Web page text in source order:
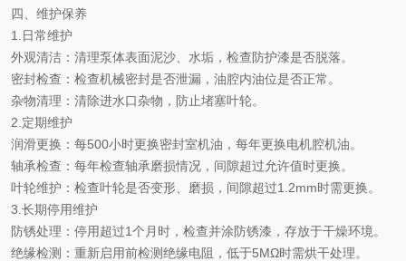
四、维护保养
1.日常维护
外观清洁 ：清理泵体表面泥沙、水垢，检查防护漆是否脱落。
密封检查 ：检查机械密封是否泄漏，油腔内油位是否正常。
杂物清理 ：清除进水口杂物，防止堵塞叶轮。
2.定期维护
润滑更换 ：每500小时更换密封室机油，每年更换电机腔机油。
轴承检查 ：每年检查轴承磨损情况，间隙超过允许值时更换。
叶轮维护 ：检查叶轮是否变形、磨损，间隙超过1.2mm时需更换。
3.长期停用维护
防锈处理 ：停用超过1个月时，检查并涂防锈漆，存放于干燥环境。
绝缘检测 ：重新启用前检测绝缘电阻，低于5MΩ时需烘干处理。